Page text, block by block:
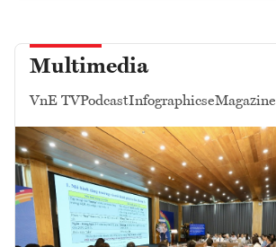
Multimedia
VnE TVPodcastInfographicseMagazine